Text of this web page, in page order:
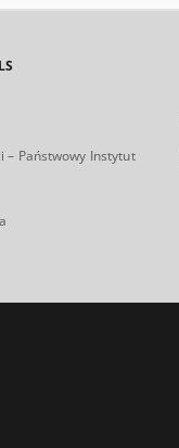
– Państwowy Instytut